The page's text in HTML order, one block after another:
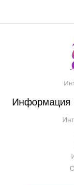
Информация